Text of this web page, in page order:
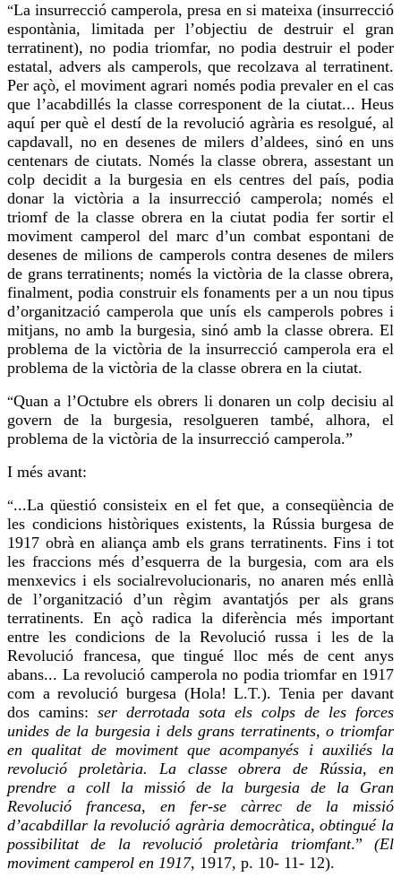
“La insurrecció camperola, presa en si mateixa (insurrecció
espontània, limitada per l’objectiu de destruir el gran
terratinent), no podia triomfar, no podia destruir el poder
estatal, advers als camperols, que recolzava al terratinent.
Per açò, el moviment agrari només podia prevaler en el cas
que l’acabdillésla classe corresponent de la ciutat... Heus
aquí per què el destí de la revolució agrària es resolgué, al
capdavall, no en desenes de milers d’aldees, sinó en uns
centenars de ciutats. Només la classe obrera, assestant un
colp decidit a la burgesia en els centres del país, podia
donar la victòria a la insurrecció camperola; només el
triomf de la classe obrera en la ciutat podia fer sortir el
moviment camperol del marc d’un combat espontani de
desenes de milions de camperols contra desenes de milers
de grans terratinents; només la victòria de la classe obrera,
finalment, podia construir els fonaments per a un nou tipus
d’organització camperola que unís els camperols pobres i
mitjans, no amb la burgesia, sinó amb la classe obrera. El
problema de la victòria de la insurrecció camperola era el
problema de la victòria de la classe obrera en la ciutat.
“Quan a l’Octubre els obrers li donaren un colp decisiu al
govern de la burgesia, resolgueren també, alhora, el
problema de la victòria de la insurrecció camperola.”
I més avant:
“...La qüestió consisteix en el fet que, a conseqüència de
les condicions històriques existents, la Rússia burgesa de
1917 obràen aliança amb els grans terratinents. Fins i tot
les fraccions més d’esquerra de la burgesia, com ara els
menxevics i elssocialrevolucionaris, no anarenmés enllà
de l’organització d’un règim avantatjós per als grans
terratinents. En açò radica la diferència més important
entre les condicions de la Revolució russa i les de la
Revolució francesa, que tingué lloc més de cent anys
abans... La revolució camperola no podia triomfar en 1917
com a revolució burgesa (Hola! L.T.). Tenia per davant
dos camins: ser derrotada sota els colps de les forces
unides de la burgesia i dels grans terratinents, o triomfar
en qualitat de moviment que acompanyés i auxiliés la
revolució proletària. La classe obrera de Rússia, en
prendre a coll la missió de la burgesia de la Gran
Revolució francesa, en fer-se càrrec de la missió
d’acabdillar la revolució agrària democràtica, obtingué la
possibilitat de la revolució proletària triomfant.”(El
moviment camperol en 1917, 1917, p. 10- 11- 12).